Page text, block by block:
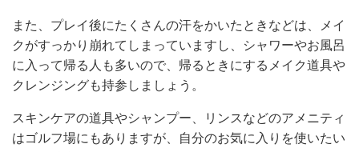
また、プレイ後にたくさんの汗をかいたときなどは、メイ
クがすっかり崩れてしまっていますし、シャワーやお風呂
に入って帰る人も多いので、帰るときにするメイク道具や
クレンジングも持参しましょう。
スキンケアの道具やシャンプー、リンスなどのアメニティ
はゴルフ場にもありますが、自分のお気に入りを使いたい